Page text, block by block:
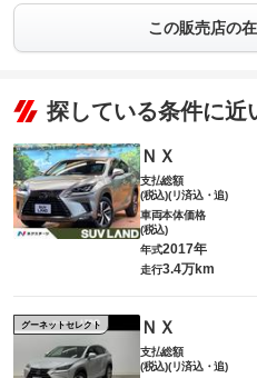
この販売店の
探している条件に近
ＮＸ
支払総額
(税込)(リ済込・追)
車両本体価格
(税込)
年式2017年
走行3.4万km
グーネットセレクト ＮＸ
支払総額
(税込)(リ済込・追)